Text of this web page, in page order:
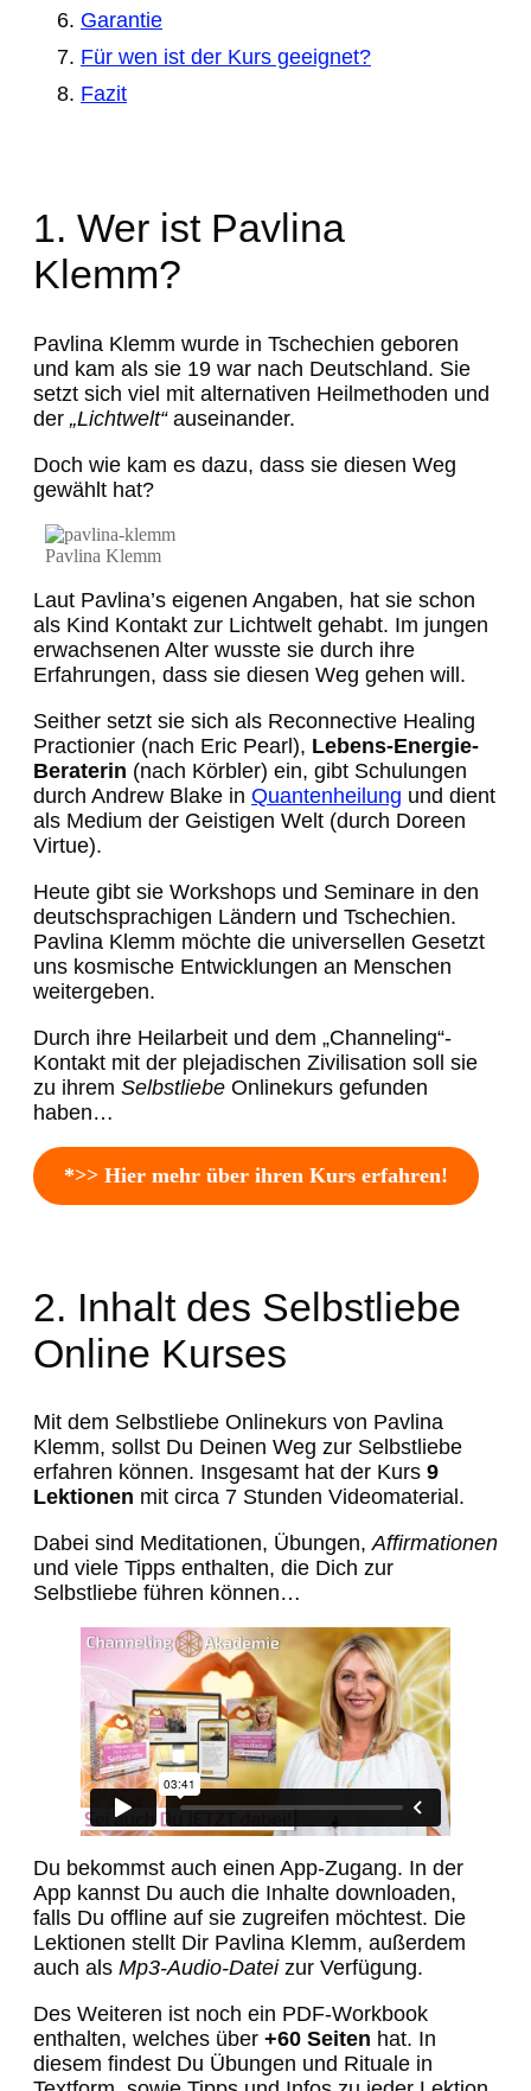
Garantie
Für wen ist der Kurs geeignet?
Fazit
1. Wer ist Pavlina
Klemm?
Pavlina Klemm wurde in Tschechien geboren
und kam als sie 19 war nach Deutschland. Sie
setzt sich viel mit alternativen Heilmethoden und
der „Lichtwelt“auseinander.
Doch wie kam es dazu, dass sie diesen Weg
gewählt hat?
Pavlina Klemm
Laut Pavlina’s eigenen Angaben, hat sie schon
als Kind Kontakt zur Lichtwelt gehabt. Im jungen
erwachsenen Alter wusste sie durch ihre
Erfahrungen, dass sie diesen Weg gehen will.
Seither setzt sie sich als Reconnective Healing
Practionier (nach Eric Pearl), Lebens-Energie-
Beraterin (nach Körbler) ein, gibt Schulungen
durch Andrew Blake in Quantenheilung und dient
als Medium der Geistigen Welt (durch Doreen
Virtue).
Heute gibt sie Workshops und Seminare in den
deutschsprachigen Ländern und Tschechien.
Pavlina Klemm möchte die universellen Gesetzt
uns kosmische Entwicklungen an Menschen
weitergeben.
Durch ihre Heilarbeit und dem „Channeling“-
Kontakt mit der plejadischen Zivilisation soll sie
zu ihrem Selbstliebe Onlinekurs gefunden
haben…
*>> Hier mehr über ihren Kurs erfahren!
2. Inhalt des Selbstliebe
Online Kurses
Mit dem Selbstliebe Onlinekurs von Pavlina
Klemm, sollst Du Deinen Weg zur Selbstliebe
erfahren können. Insgesamt hat der Kurs 9
Lektionen mit circa 7 Stunden Videomaterial.
Dabei sind Meditationen, Übungen, Affirmationen
und viele Tipps enthalten, die Dich zur
Selbstliebe führen können…
Du bekommst auch einen App-Zugang. In der
App kannst Du auch die Inhalte downloaden,
falls Du offline auf sie zugreifen möchtest. Die
Lektionen stellt Dir Pavlina Klemm, außerdem
auch als Mp3-Audio-Dateizur Verfügung.
Des Weiteren ist noch ein PDF-Workbook
enthalten, welches über +60 Seiten hat. In
diesem findest Du Übungen und Rituale in